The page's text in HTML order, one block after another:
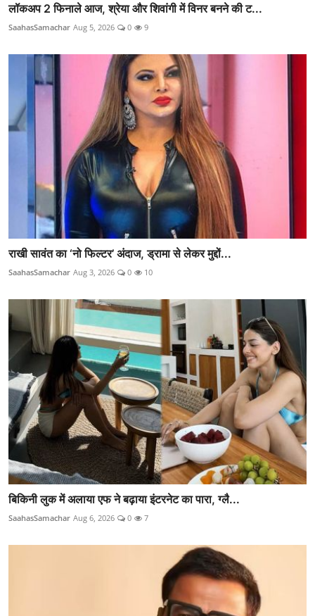
लॉकअप 2 फिनाले आज, श्रेया और शिवांगी में विनर बनने की ट...
SaahasSamachar Aug 5, 2026 0 9
राखी सावंत का ‘नो फिल्टर’ अंदाज, ड्रामा से लेकर मुद्दों...
SaahasSamachar Aug 3, 2026 0 10
बिकिनी लुक में अलाया एफ ने बढ़ाया इंटरनेट का पारा, ग्लै...
SaahasSamachar Aug 6, 2026 0 7